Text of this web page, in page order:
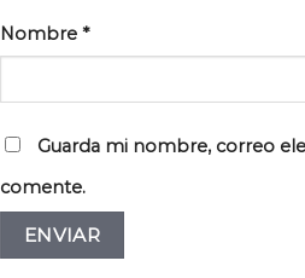
Nombre *
Guarda mi nombre, correo
comente.